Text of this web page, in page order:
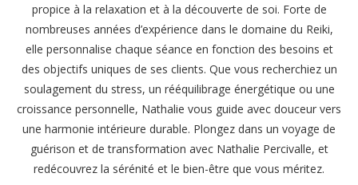
propice à la relaxation et à la découverte de soi. Forte de
nombreuses années d’expérience dans le domaine du Reiki,
elle personnalise chaque séance en fonction des besoins et
des objectifs uniques de ses clients. Que vous recherchiez un
soulagement du stress, un rééquilibrage énergétique ou une
croissance personnelle, Nathalie vous guide avec douceur vers
une harmonie intérieure durable. Plongez dans un voyage de
guérison et de transformation avec Nathalie Percivalle, et
redécouvrez la sérénité et le bien-être que vous méritez.